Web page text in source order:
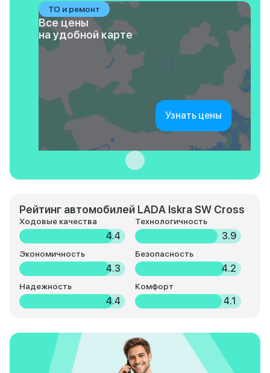
ТО и ремонт
Все цены
на удобной карте
Узнать цены
Рейтинг автомобилей LADA Iskra SW Cross
Ходовые качества
4.4
Технологичность
3.9
Экономичность
4.3
Безопасность
4.2
Надежность
4.4
Комфорт
4.1